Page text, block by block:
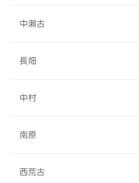
中瀬古
長畑
中村
南原
西荒古